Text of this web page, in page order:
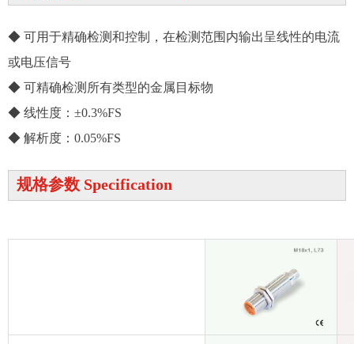
◆ 可用于精确检测和控制，在检测范围内输出呈线性的电流
或电压信号
◆ 可精确检测所有类型的金属目标物
◆ 线性度：±0.3%FS
◆ 解析度：0.05%FS
规格参数 Specification